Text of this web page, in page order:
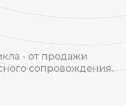
- от продажи
сопровождения.